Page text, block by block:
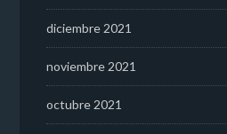
diciembre 2021
noviembre 2021
octubre 2021